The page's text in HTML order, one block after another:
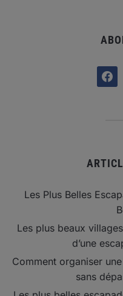
Les Plus Belles
Les plus beaux
d’une
Comment organiser
sans